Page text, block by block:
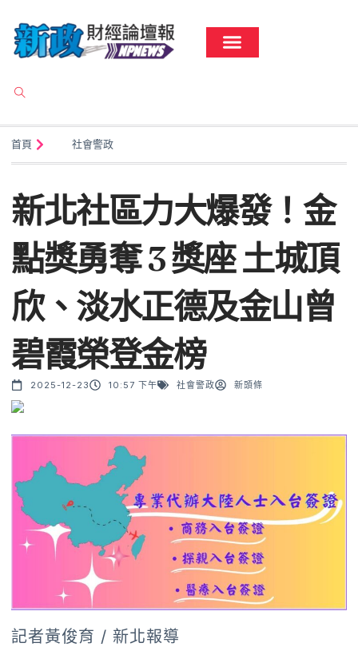
首頁 社會警政
新北社區力大爆發！金
點獎勇奪 3 獎座 土城頂
欣、淡水正德及金山曾
碧霞榮登金榜
2025-12-23 10:57 下午 社會警政 新頭條
記者黃俊育 / 新北報導